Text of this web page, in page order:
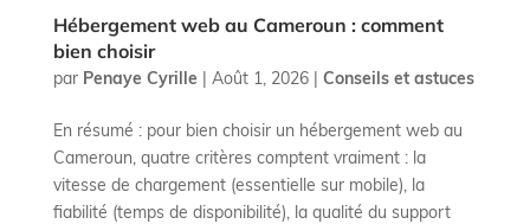
Hébergement web au Cameroun : comment
bien choisir
par Penaye Cyrille | Août 1, 2026| Conseils et astuces
En résumé : pour bien choisir un hébergement web au
Cameroun, quatre critères comptent vraiment : la
vitesse de chargement (essentielle sur mobile), la
fiabilité (temps de disponibilité), la qualité du support